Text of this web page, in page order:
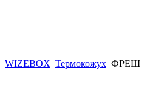
WIZEBOX Термокожух ФРЕШ